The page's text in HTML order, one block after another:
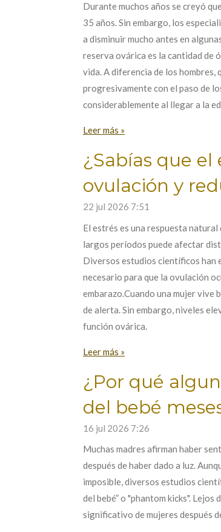
Durante muchos años se creyó
35 años. Sin embargo, los
a disminuir mucho antes en
reserva ovárica es la cantidad de
vida. A diferencia de los hombres,
progresivamente con el paso de
considerablemente al llegar a la
Leer más »
¿Sabías que
ovulación y
22 jul 2026 7:51
El estrés es una respuesta
largos períodos puede afectar
Diversos estudios científicos han
necesario para que la ovulación
embarazo.Cuando una mujer vive
de alerta. Sin embargo, niveles
función ovárica.
Leer más »
¿Por qué
del bebé
16 jul 2026 7:26
Muchas madres afirman haber
después de haber dado a luz.
imposible, diversos estudios
del bebé” o "phantom kicks".
significativo de mujeres después